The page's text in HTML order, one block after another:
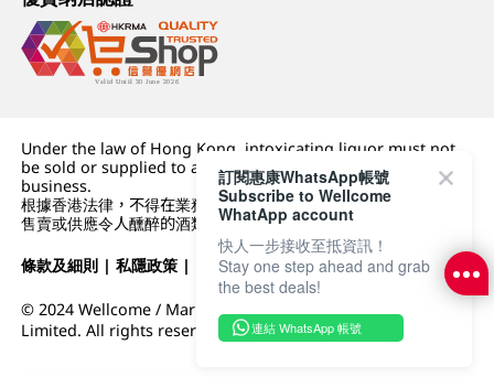
Under the law of Hong Kong, intoxicating liquor must not
be sold or supplied to a minor (under 18) in the course of
business.
根據香港法律，不得在業務過程中，向未成年人 (18 歲以下人士)
售賣或供應令人醺醉的酒類。
條款及細則 |私隱政策 | DFI零售集團
© 2024 Wellcome / Market Place. The Dairy Farm Company
Limited. All rights reserved.
訂閱惠康WhatsApp帳號
Subscribe to Wellcome
WhatApp account
快人一步接收至抵資訊！
Stay one step ahead and grab
the best deals!
連結 WhatsApp 帳號